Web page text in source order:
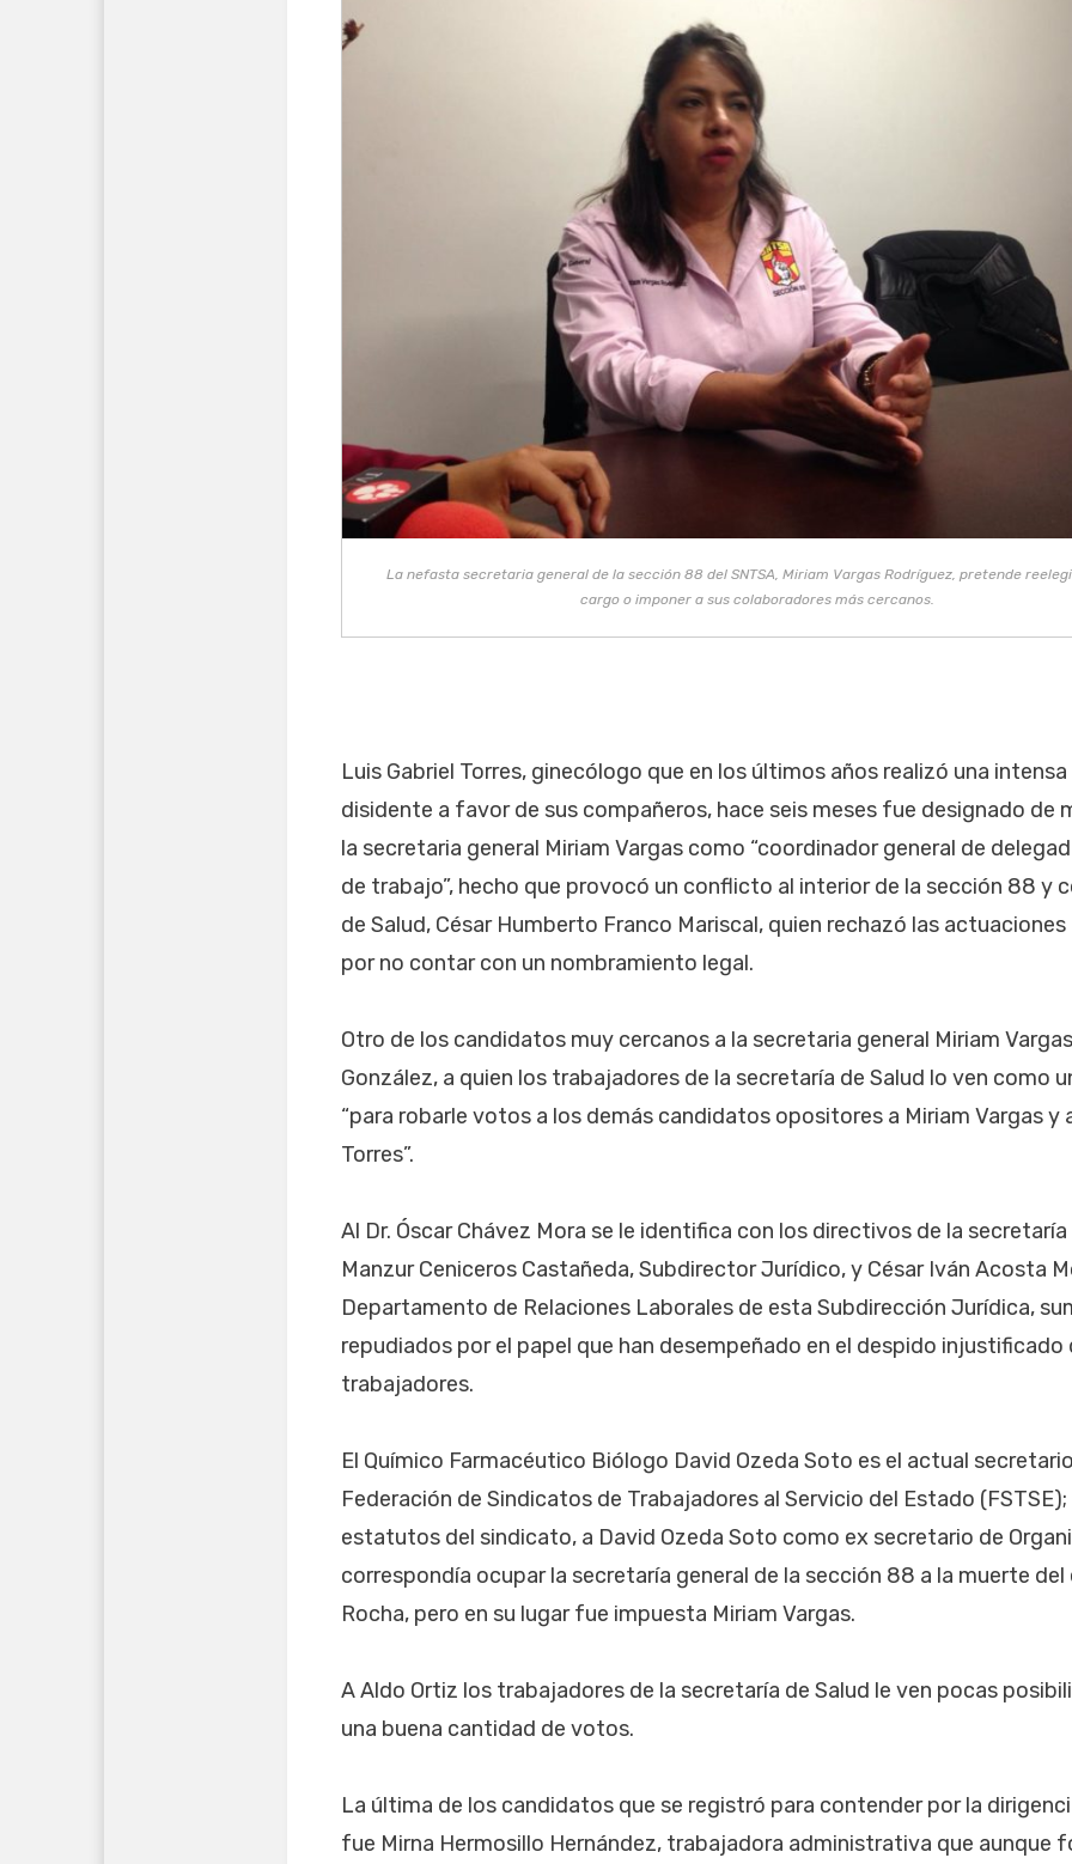
La nefasta secretaria general de la sección 88 del SNTSA, Miriam Vargas Rodríguez, pretende
cargo o imponer a sus colaboradores más cercanos.
Luis Gabriel Torres, ginecólogo que en los últimos años realizó una
disidente a favor de sus compañeros, hace seis meses fue designado de
la secretaria general Miriam Vargas como “coordinador general de
de trabajo”, hecho que provocó un conflicto al interior de la sección 88 y
de Salud, César Humberto Franco Mariscal, quien rechazó las
por no contar con un nombramiento legal.
Otro de los candidatos muy cercanos a la secretaria general Miriam
González, a quien los trabajadores de la secretaría de Salud lo ven como
“para robarle votos a los demás candidatos opositores a Miriam Vargas y
Torres”.
Al Dr. Óscar Chávez Mora se le identifica con los directivos de la secretaría
Manzur Ceniceros Castañeda, Subdirector Jurídico, y César Iván Acosta
Departamento de Relaciones Laborales de esta Subdirección Jurídica,
repudiados por el papel que han desempeñado en el despido
trabajadores.
El Químico Farmacéutico Biólogo David Ozeda Soto es el actual
Federación de Sindicatos de Trabajadores al Servicio del Estado
estatutos del sindicato, a David Ozeda Soto como ex secretario de
correspondía ocupar la secretaría general de la sección 88 a la muerte
Rocha, pero en su lugar fue impuesta Miriam Vargas.
A Aldo Ortiz los trabajadores de la secretaría de Salud le ven pocas
una buena cantidad de votos.
La última de los candidatos que se registró para contender por la
fue Mirna Hermosillo Hernández, trabajadora administrativa que aunque